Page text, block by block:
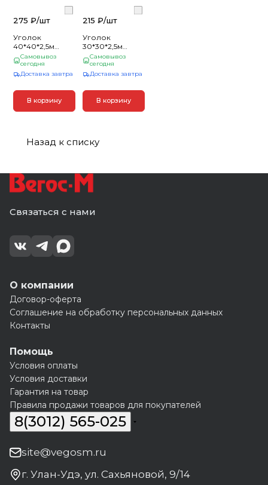
275 ₽/шт
Уголок
40*40*2,5м
гладкий Сосна
Самовывоз
сегодня
Доставка завтра
В корзину
215 ₽/шт
Уголок
30*30*2,5м
гладкий Сосна
Самовывоз
сегодня
Доставка завтра
В корзину
Назад к списку
Связаться с нами
О компании
Договор-оферта
Соглашение на обработку персональных данных
Контакты
Помощь
Условия оплаты
Условия доставки
Гарантия на товар
Правила продажи товаров для покупателей
8(3012) 565-025
site@vegosm.ru
г. Улан-Удэ, ул. Сахьяновой, 9/14